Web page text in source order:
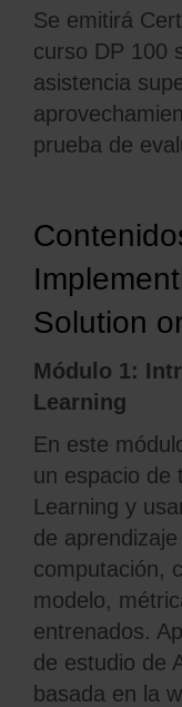
Se emitirá
curso DP 100
asistencia
prueba de
Solution
Módulo 1:
Learning
En este
un espacio de
Learning y
de
computación,
modelo,
entrenados.
de estudio de
basada en la